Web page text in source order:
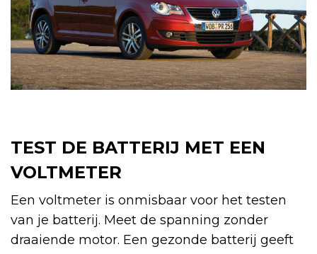
TEST DE BATTERIJ MET EEN
VOLTMETER
Een voltmeter is onmisbaar voor het testen
van je batterij. Meet de spanning zonder
draaiende motor. Een gezonde batterij geeft